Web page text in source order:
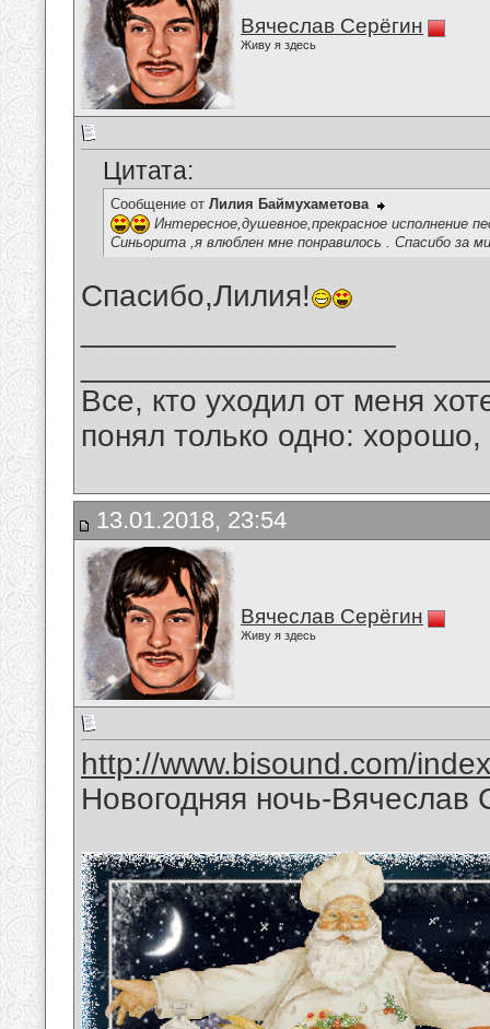
Вячеслав Серёгин
Живу я здесь
Цитата:
Сообщение от Лилия Баймухаметова
Интересное,душевное,прекрасное исполнение
Синьорита ,я влюблен мне понравилось . Спасибо за
Спасибо,Лилия!
Все, кто уходил от меня
понял только одно:
13.01.2018, 23:54
Вячеслав Серёгин
Живу я здесь
http://www.bisound.com/
Новогодняя ночь-Вячеслав